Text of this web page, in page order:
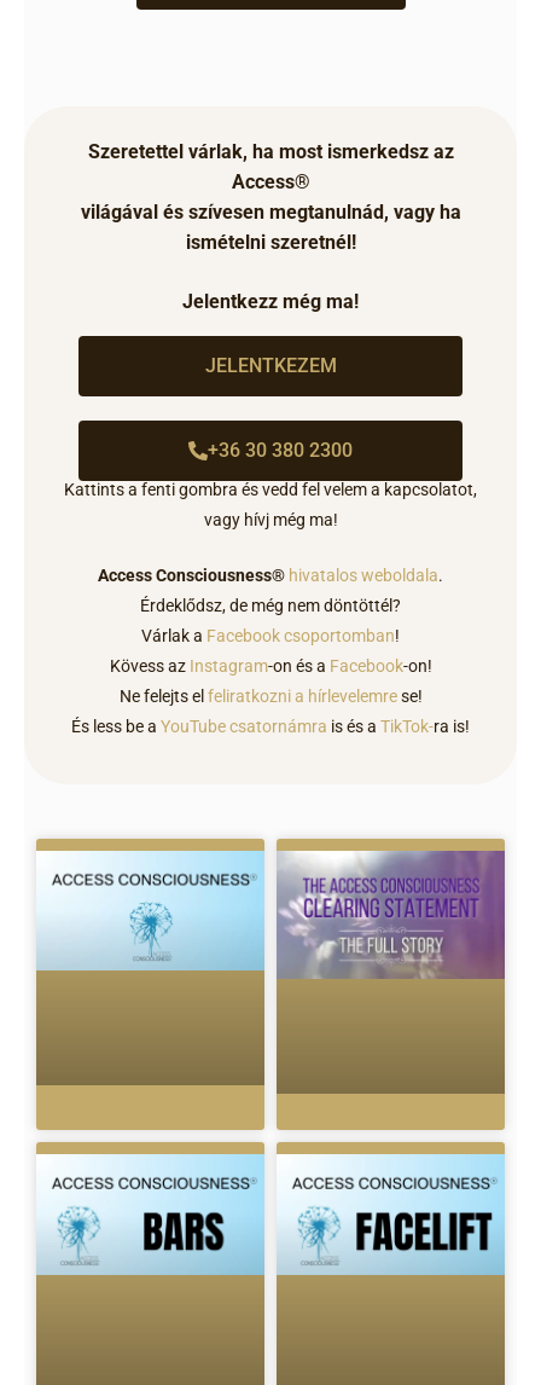
Szeretettel várlak, ha most ismerkedsz az
Access®
világával és szívesen megtanulnád, vagy ha
ismételni szeretnél!
Jelentkezz még ma!
JELENTKEZEM
+36 30 380 2300
Kattints a fenti gombra és vedd fel velem a kapcsolatot,
vagy hívj még ma!
Access Consciousness® hivatalos weboldala.
Érdeklődsz, de még nem döntöttél?
Várlak a Facebook csoportomban!
Kövess az Instagram-on és a Facebook-on!
Ne felejts elfeliratkozni a hírlevelemrese!
És less be a YouTube csatornámra is és a TikTok-ra is!